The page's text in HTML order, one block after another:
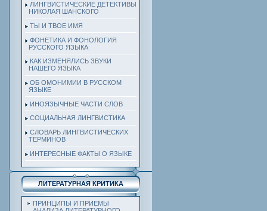
ЛИНГВИСТИЧЕСКИЕ ДЕТЕКТИВЫ
НИКОЛАЯ ШАНСКОГО
ТЫ И ТВОЕ ИМЯ
ФОНЕТИКА И ФОНОЛОГИЯ
РУССКОГО ЯЗЫКА
КАК ИЗМЕНЯЛИСЬ ЗВУКИ
НАШЕГО ЯЗЫКА
ОБ ОМОНИМИИ В РУССКОМ
ЯЗЫКЕ
ИНОЯЗЫЧНЫЕ ЧАСТИ СЛОВ
СОЦИАЛЬНАЯ ЛИНГВИСТИКА
СЛОВАРЬ ЛИНГВИСТИЧЕСКИХ
ТЕРМИНОВ
ИНТЕРЕСНЫЕ ФАКТЫ О ЯЗЫКЕ
ЛИТЕРАТУРНАЯ КРИТИКА
ПРИНЦИПЫ И ПРИЕМЫ